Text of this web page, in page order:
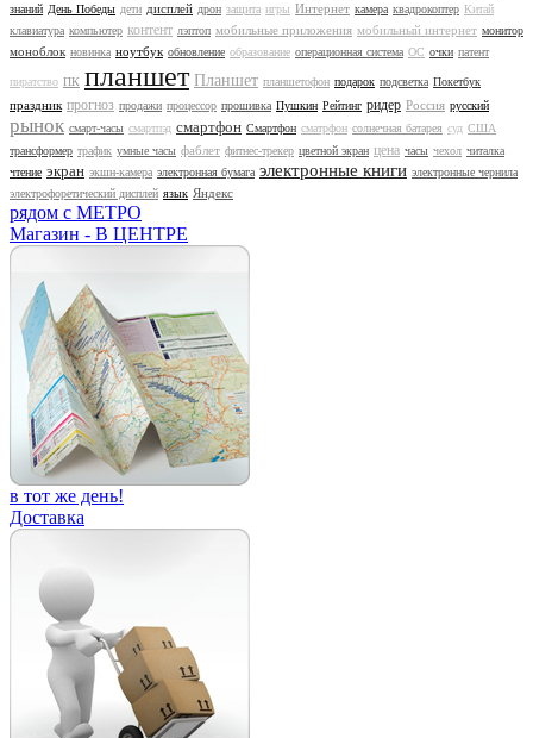
знаний День Победы дети дисплей дрон защита игры Интернет камера квадрокоптер Китай
клавиатура компьютер контент лэптоп мобильные приложения мобильный интернет монитор
моноблок новинка ноутбук обновление образование операционная система ОС очки патент
пиратство ПК планшет Планшет планшетофон подарок подсветка Покетбук
праздник прогноз продажи процессор прошивка Пушкин Рейтинг ридер Россия русский
рынок смарт-часы смартпэд смартфон Смартфон сматрфон солнечная батарея суд США
трансформер трафик умные часы фаблет фитнес-трекер цветной экран цена часы чехол читалка
чтение экран экшн-камера электронная бумага электронные книги электронные чернила
электрофоретический дисплей язык Яндекс
рядом с МЕТРО
Магазин - В ЦЕНТРЕ
в тот же день!
Доставка